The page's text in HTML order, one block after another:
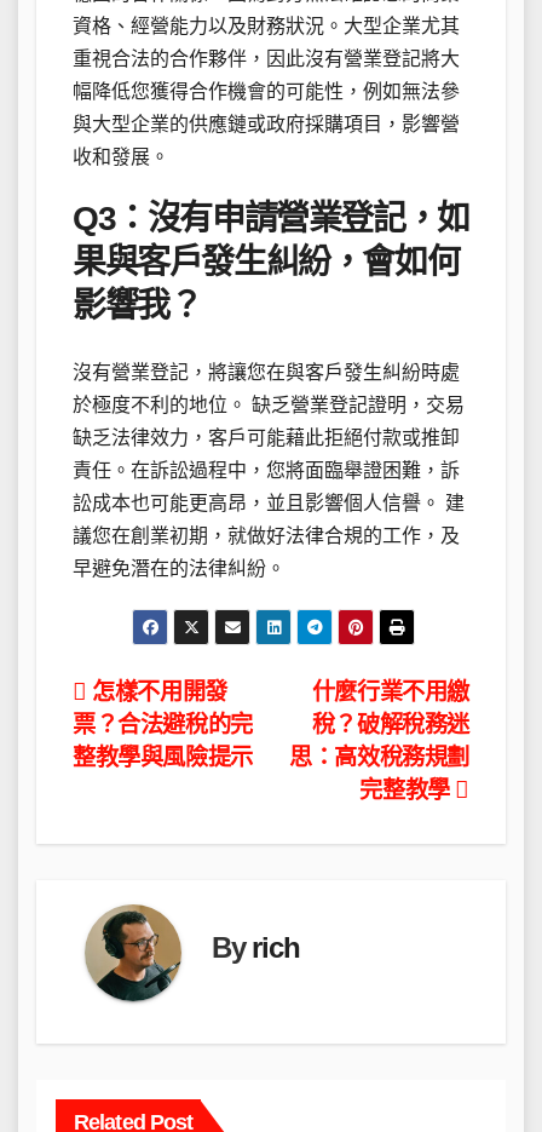
資格、經營能力以及財務狀況。大型企業尤其
重視合法的合作夥伴，因此沒有營業登記將大
幅降低您獲得合作機會的可能性，例如無法參
與大型企業的供應鏈或政府採購項目，影響營
收和發展。
Q3：沒有申請營業登記，如
果與客戶發生糾紛，會如何
影響我？
沒有營業登記，將讓您在與客戶發生糾紛時處
於極度不利的地位。 缺乏營業登記證明，交易
缺乏法律效力，客戶可能藉此拒絕付款或推卸
責任。在訴訟過程中，您將面臨舉證困難，訴
訟成本也可能更高昂，並且影響個人信譽。 建
議您在創業初期，就做好法律合規的工作，及
早避免潛在的法律糾紛。
文
章
覽
什麼行業不用繳
稅？破解稅務迷
思：高效稅務規劃
完整教學
怎樣不用開發
票？合法避稅的完
整教學與風險提示
Byrich
Related Post